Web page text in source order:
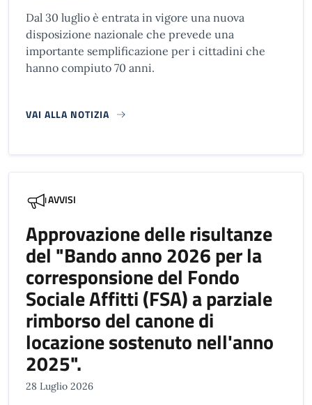
Dal 30 luglio è entrata in vigore una nuova
disposizione nazionale che prevede una
importante semplificazione per i cittadini che
hanno compiuto 70 anni.
VAI ALLA NOTIZIA
AVVISI
Approvazione delle risultanze
del "Bando anno 2026 per la
corresponsione del Fondo
Sociale Affitti (FSA) a parziale
rimborso del canone di
locazione sostenuto nell'anno
2025".
28 Luglio 2026